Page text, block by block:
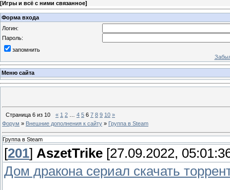
[Игры и всё с ними связанное]
Форма входа
Логин:
Пароль:
запомнить
Меню сайта
Страница 6 из 10 « 1 2 4 5 6 7 8 9 10 »
Форум » Внешние дополнения к сайту » Группа в Steam
Группа в Steam
[201] AszetTrike [27.09.2022,
Дом дракона сериал скачать